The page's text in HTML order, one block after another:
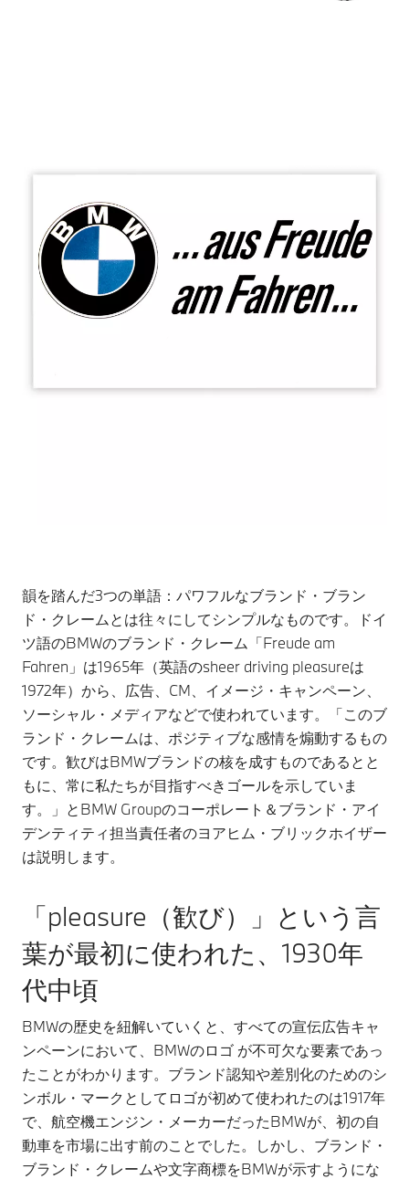
韻を踏んだ3つの単語：パワフルなブランド・ブラン
ド・クレームとは往々にしてシンプルなものです。ドイ
ツ語のBMWのブランド・クレーム「Freude am
Fahren」は1965年（英語のsheer driving pleasureは
1972年）から、広告、CM、イメージ・キャンペーン、
ソーシャル・メディアなどで使われています。「このブ
ランド・クレームは、ポジティブな感情を煽動するもの
です。歓びはBMWブランドの核を成すものであるとと
もに、常に私たちが目指すべきゴールを示していま
す。」とBMW Groupのコーポレート＆ブランド・アイ
デンティティ担当責任者のヨアヒム・ブリックホイザー
は説明します。
「pleasure（歓び）」という言
葉が最初に使われた、1930年
代中頃
BMWの歴史を紐解いていくと、すべての宣伝広告キャ
ンペーンにおいて、BMWのロゴ が不可欠な要素であっ
たことがわかります。ブランド認知や差別化のためのシ
ンボル・マークとしてロゴが初めて使われたのは1917年
で、航空機エンジン・メーカーだったBMWが、初の自
動車を市場に出す前のことでした。しかし、ブランド・
ブランド・クレームや文字商標をBMWが示すようにな